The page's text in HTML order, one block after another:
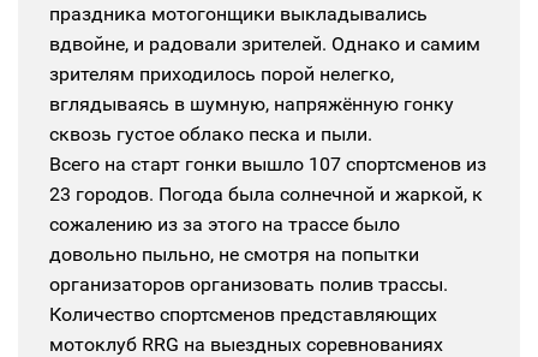
праздника мотогонщики выкладывались
вдвойне, и радовали зрителей. Однако и самим
зрителям приходилось порой нелегко,
вглядываясь в шумную, напряжённую гонку
сквозь густое облако песка и пыли.
Всего на старт гонки вышло 107 спортсменов из
23 городов. Погода была солнечной и жаркой, к
сожалению из за этого на трассе было
довольно пыльно, не смотря на попытки
организаторов организовать полив трассы.
Количество спортсменов представляющих
мотоклуб RRG на выездных соревнованиях